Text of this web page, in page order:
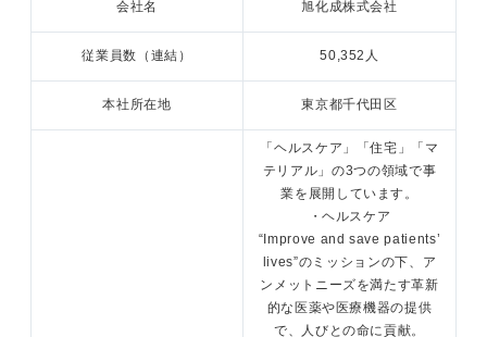
会社名 旭化成株式会社
従業員数（連結） 50,352人
本社所在地 東京都千代田区
「ヘルスケア」「住宅」「マ
テリアル」の3つの領域で事
業を展開しています。
・ヘルスケア
“Improve and save patients’
lives”のミッションの下、ア
ンメットニーズを満たす革新
的な医薬や医療機器の提供
で、人びとの命に貢献。